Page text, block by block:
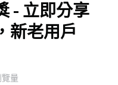
- 立即分享
新老用戶
覽量